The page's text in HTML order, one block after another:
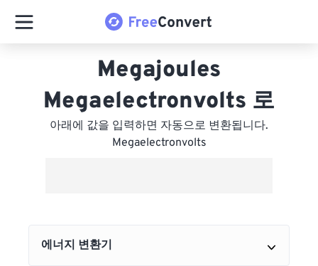
Megajoules
Megaelectronvolts 로
아래에 값을 입력하면 자동으로 변환됩니다.
Megaelectronvolts